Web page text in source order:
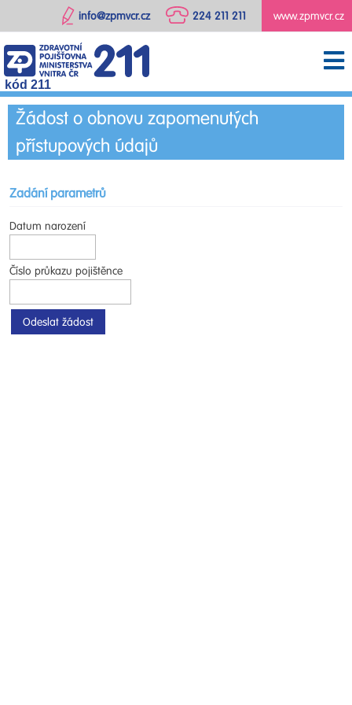
www.zpmvcr.cz
224 211 211
info@zpmvcr.cz
kód 211
Žádost o obnovu zapomenutých
přístupových údajů
Zadání parametrů
Datum narození
Číslo průkazu pojištěnce